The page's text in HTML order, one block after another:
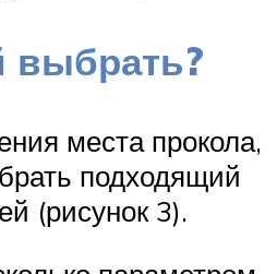
выбрать?
места прокола,
подходящий
(рисунок 3).